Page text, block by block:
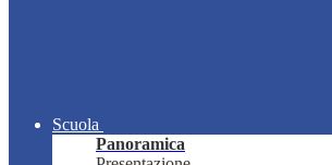
Scuola
Panoramica